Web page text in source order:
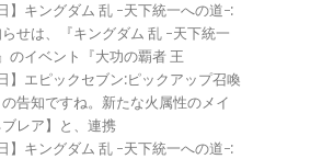
日】キングダム 乱 -天下統一への道-:
せは、『キングダム 乱 -天下統一
のイベント『大功の覇者 王
日】エピックセブン:ピックアップ召喚
告知ですね。新たな火属性のメイ
レア】と、連携
日】キングダム 乱 -天下統一への道-: